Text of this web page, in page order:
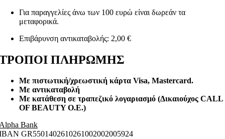
Για παραγγελίες άνω των 100 ευρώ είναι δωρεάν τα
μεταφορικά.
Επιβάρυνση αντικαταβολής: 2,00 €
ΠΛΗΡΩΜΗΣ
Με πιστωτική/χρεωστική κάρτα Visa, Mastercard.
Με αντικαταβολή
Με κατάθεση σε τραπεζικό λογαριασμό (Δικαιούχος CALL
OF BEAUTY O.E.)
Bank
GR5501402610261002002005924